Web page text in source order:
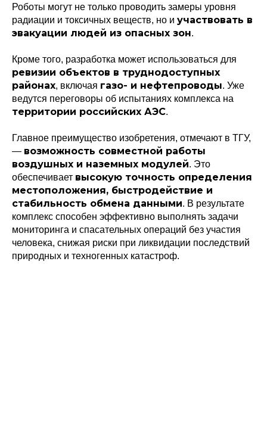
Роботы могут не только проводить замеры уровня
радиации и токсичных веществ, но и участвовать в
эвакуации людей из опасных зон.
Кроме того, разработка может использоваться для
ревизии объектов в труднодоступных
районах, включая газо- и нефтепроводы. Уже
ведутся переговоры об испытаниях комплекса на
территории российских АЭС.
Главное преимущество изобретения, отмечают в ТГУ,
— возможность совместной работы
воздушных и наземных модулей. Это
обеспечивает высокую точность определения
местоположения, быстродействие и
стабильность обмена данными. В результате
комплекс способен эффективно выполнять задачи
мониторинга и спасательных операций без участия
человека, снижая риски при ликвидации последствий
природных и техногенных катастроф.
© 2015-2026 НАУРР. Все права защищены. При использовании материалов
ссылка на ROBOTUNION.RU — обязательна
Политика конфиденциальности
При использовании материалов ссылка на ROBOTUNION.RU — обязательна